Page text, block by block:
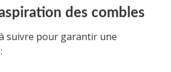
des combles
suivre pour garantir une